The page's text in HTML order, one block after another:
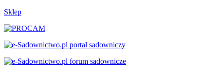
Sklep